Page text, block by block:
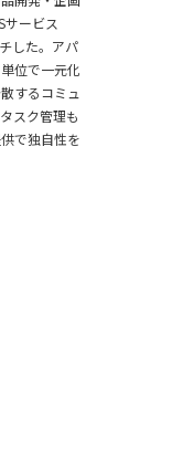
サービス
した。アパ
位で一元化
するコミュ
スク管理も
で独自性を